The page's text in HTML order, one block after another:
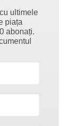
ultimele
piața
abonați.